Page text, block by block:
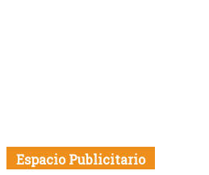
Espacio Publicitario